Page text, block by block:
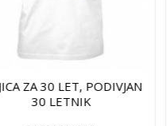
ZA 30 LET, PODIVJAN
30 LETNIK